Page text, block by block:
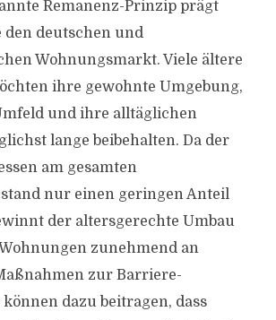
Remanenz-Prinzip prägt
den deutschen und
Wohnungsmarkt. Viele ältere
ihre gewohnte Umgebung,
und ihre alltäglichen
lange beibehalten. Da der
am gesamten
nur einen geringen Anteil
der altersgerechte Umbau
zunehmend an
zur Barriere-
dazu beitragen, dass